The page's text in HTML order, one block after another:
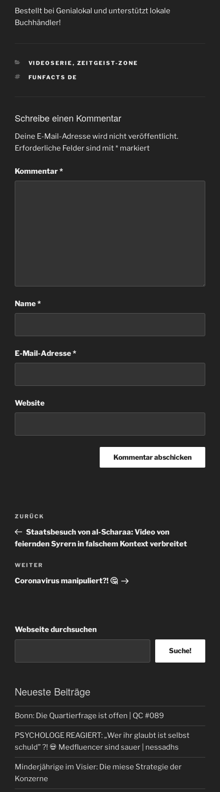
Bestellt bei Genialokal und unterstützt lokale
Buchhändler!
KATEGORIEN
VIDEOSERIE , ZEITGEIST-ZONE
SCHLAGWÖRTER
FUNFACTS DE
Schreibe einen Kommentar
Deine E-Mail-Adresse wird nicht veröffentlicht.
Erforderliche Felder sind mit* markiert
Kommentar*
Name*
E-Mail-Adresse*
Website
Beitragsnavigation
Vorheriger
Beitrag
ZURÜCK
Staatsbesuch von al-Scharaa: Video von
feiernden Syrern in falschem Kontext verbreitet
Nächster
Beitrag
WEITER
Coronavirus manipuliert?! 🤔
Webseite durchsuchen
Suche!
Neueste Beiträge
Bonn: Die Quartierfrage ist offen | QC #089
PSYCHOLOGE REAGIERT: „Wer ihr glaubt ist selbst
schuld” ?! 💀 Medfluencer sind sauer | nessadhs
Minderjährige im Visier: Die miese Strategie der
Konzerne